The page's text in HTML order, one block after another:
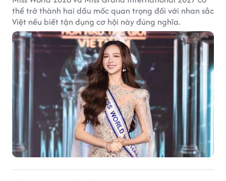
thể trở thành hai dấu mốc quan trọng đối với nhan sắc
Việt nếu biết tận dụng cơ hội này đúng nghĩa.